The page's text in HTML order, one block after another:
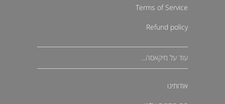
Terms of Service
Refund policy
עוד על מיקאסה...
אודותינו